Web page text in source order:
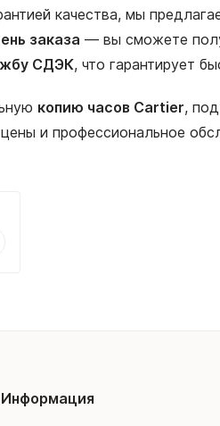
качества, мы
заказа — вы сможете
СДЭК, что гарантирует
копию часов Cartier,
и профессиональное
Информация